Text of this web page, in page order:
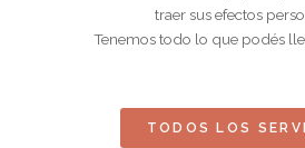
traer sus efectos
Tenemos todo lo que podés
TODOS LOS